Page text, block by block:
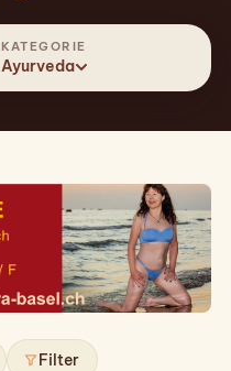
KATEGORIE
Ayurveda
Filter